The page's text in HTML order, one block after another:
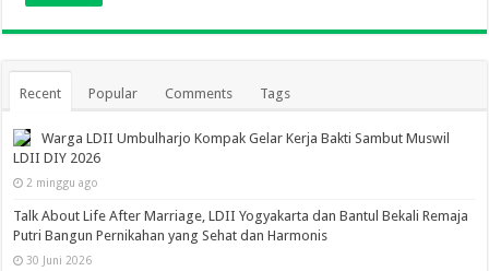
Recent Popular Comments Tags
Warga LDII Umbulharjo Kompak Gelar Kerja Bakti Sambut Muswil
LDII DIY 2026
2 minggu ago
Talk About Life After Marriage, LDII Yogyakarta dan Bantul Bekali Remaja
Putri Bangun Pernikahan yang Sehat dan Harmonis
30 Juni 2026